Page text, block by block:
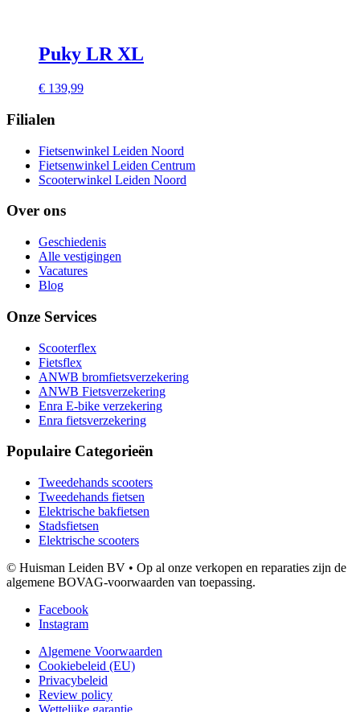
Puky LR XL
€ 139,99
Filialen
Fietsenwinkel Leiden Noord
Fietsenwinkel Leiden Centrum
Scooterwinkel Leiden Noord
Over ons
Geschiedenis
Alle vestigingen
Vacatures
Blog
Onze Services
Scooterflex
Fietsflex
ANWB bromfietsverzekering
ANWB Fietsverzekering
Enra E-bike verzekering
Enra fietsverzekering
Populaire Categorieën
Tweedehands scooters
Tweedehands fietsen
Elektrische bakfietsen
Stadsfietsen
Elektrische scooters
© Huisman Leiden BV • Op al onze verkopen en reparaties zijn de
algemene BOVAG-voorwaarden van toepassing.
Facebook
Instagram
Algemene Voorwaarden
Cookiebeleid (EU)
Privacybeleid
Review policy
Wettelijke garantie